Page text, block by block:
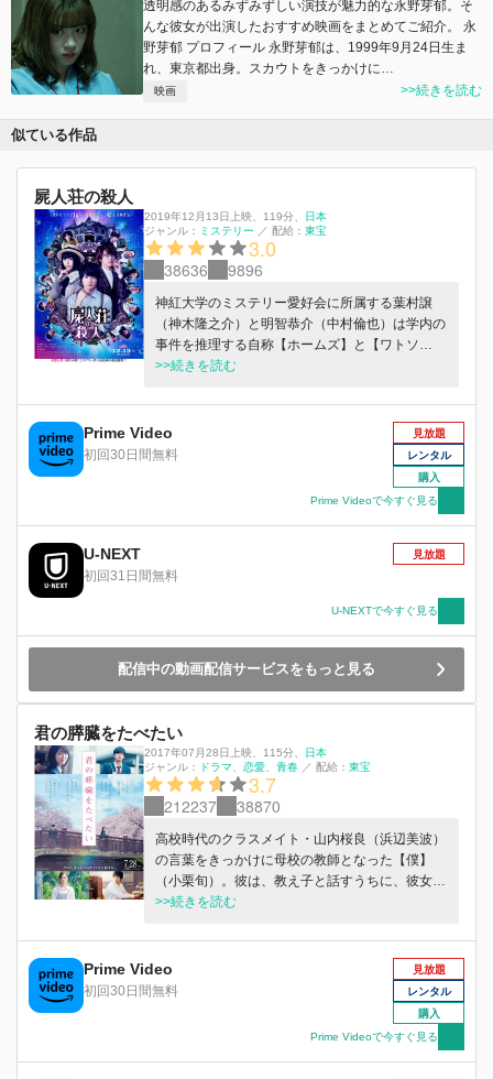
透明感のあるみずみずしい演技が魅力的な永野芽郁。そ
んな彼女が出演したおすすめ映画をまとめてご紹介。 永
野芽郁 プロフィール 永野芽郁は、1999年9月24日生ま
れ、東京都出身。スカウトをきっかけに…
映画 >>続きを読む
似ている作品
屍人荘の殺人
2019年12月13日上映 119分
日本
ジャンル： ミステリー ／ 配給： 東宝
3.0
38636 9896
神紅大学のミステリー愛好会に所属する葉村譲
（神木隆之介）と明智恭介（中村倫也）は学内の
事件を推理する自称【ホームズ】と【ワトソ
ン】。しかし葉村はミステリー小説オタクなのに
ぎつけては首を突っ込む会長の明智に振り回され
る日々を送っていた。そんなある日、2人の前に
剣崎比留子（浜辺美波）という謎の美人女子大生
探偵が現れ、ロックフェス研究会の合宿への参加
を持ちかける。部員宛てに謎の脅迫状が届いたこ
と、去年の参加者の中に行方知れずの女子部員が
が向かった先は山奥に佇むペンション【紫湛
荘】。そこに次々と現れるクセモノだらけの宿泊
者。しかし葉村たちは想像を絶する異常事態に巻
き込まれ、立て篭りを余儀なくされる。一夜が明
け、ひとりの惨殺死体が発見される。それは死因
もトリックも全てが前代未聞の連続殺人の幕開け
だった——
>>続きを読む
Prime Video
初回30日間無料
見放題
レンタル
購入
Prime Videoで今すぐ見る
U-NEXT
初回31日間無料
見放題
U-NEXTで今すぐ見る
配信中の動画配信サービスをもっと見る
君の膵臓をたべたい
2017年07月28日上映 115分
日本
ジャンル：
ドラマ 恋愛 青春 ／ 配給： 東宝
3.7
212237 38870
高校時代のクラスメイト・山内桜良（浜辺美波）
の言葉をきっかけに母校の教師となった【僕】
（小栗旬）。彼は、教え子と話すうちに、彼女と
過ごした数ヶ月を思い出していく――。膵臓の病
記）を偶然見つけたことから、【僕】（北村匠
海）と桜良は次第に一緒に過ごすことに。だが、
眩いまでに懸命に生きる彼女の日々はやがて、終
わりを告げる。 桜良の死から12年。結婚を目前
に控えた彼女の親友・恭子（北川景子）もまた、
【僕】と同様に、桜良と過ごした日々を思い出し
>>続きを読む
Prime Video
初回30日間無料
見放題
レンタル
購入
Prime Videoで今すぐ見る